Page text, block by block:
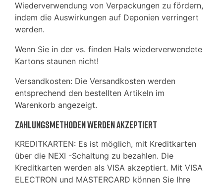
Wiederverwendung von Verpackungen zu fördern,
indem die Auswirkungen auf Deponien verringert
werden.
Wenn Sie in der vs. finden Hals wiederverwendete
Kartons staunen nicht!
Versandkosten: Die Versandkosten werden
entsprechend den bestellten Artikeln im
Warenkorb angezeigt.
Zahlungsmethoden werden akzeptiert
KREDITKARTEN: Es ist möglich, mit Kreditkarten
über die NEXI -Schaltung zu bezahlen. Die
Kreditkarten werden als VISA akzeptiert. Mit VISA
ELECTRON und MASTERCARD können Sie Ihre